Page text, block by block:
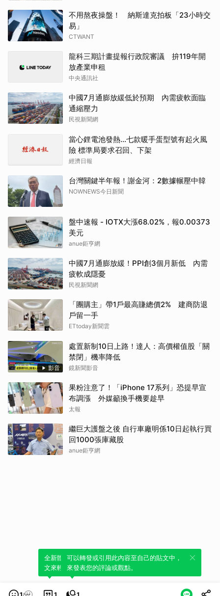
不用熬夜操盤！ 納斯達克拍板「23小時交
易」
CTWANT
龍科三期計畫提報行政院審議 拚119年開
放產業申租
中央通訊社
中國7月通膨放緩低於預期 內需疲軟面臨
通縮壓力
民視新聞網
當心鋰電池發熱…七款暖手蛋型號有起火風
險 標準局要求召回、下架
經濟日報
台灣關鍵半年報！謝金河：2數據輾壓中韓
NOWNEWS今日新聞
盤中速報 - IOTX大漲68.02%，報0.00373
美元
anue鉅亨網
中國7月通膨放緩！PPI創3個月新低 內需
疲軟成隱憂
民視新聞網
「團購主」帶1戶最高賺總價2% 建商防退
戶留一手
ETtoday新聞雲
影音
處置新制10日上路！達人：高價權值股「關
禁閉」機率降低
鏡新聞影音
果粉注意了！「iPhone 17系列」恐提早宣
布調漲 外媒籲換手機要趁早
太報
繼巨大護盤之後 自行車廠明係10日起執行買
回1000張庫藏股
anue鉅亨網
全新體驗！一鍵引用此內容，透過發布貼
文來輕鬆表達個人立場。
可以轉發或引用此內容至自己的貼文中，
來發表您的評論或觀點。